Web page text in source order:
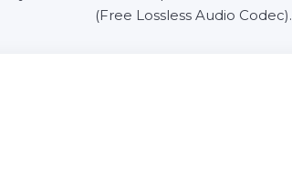
(Free Lossless Audio Codec).